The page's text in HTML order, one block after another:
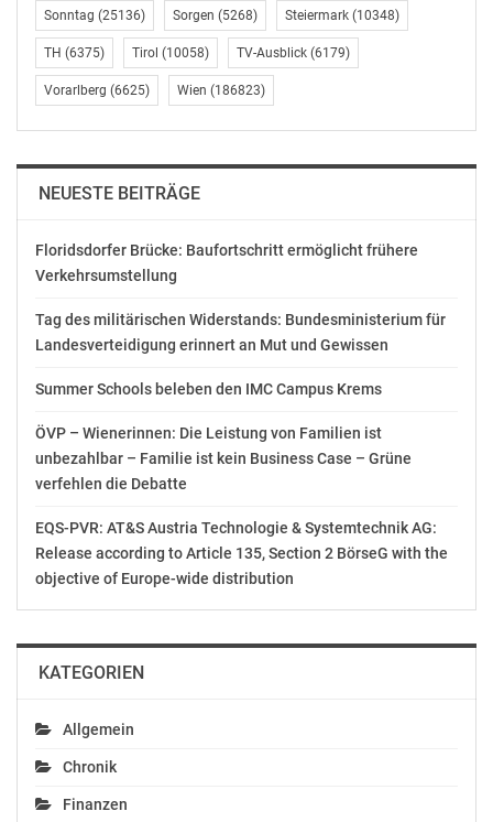
Mitglied Ella Stern, die britische Songwriterin Emma
Gale sowie die polnische Songwriterin und Produzentin
Weronika Gabryelczyk.
Die Diskussion bestätigte viele Ergebnisse der Studie:
als große kreative Chance wahrgenommen, gleichzeitig
Vorentscheide hinaus.
Ella Stern, Co-Autorin des diesjährigen österreichischen
ESC-Beitrags „Tanzschein“: „Dies war meine erste
auch mein erster Einblick in die Eurovision-Welt. Bisher
war das unglaublich spannend. Ich habe interessante
Menschen kennengelernt und wertvolle neue
Erfahrungen gesammelt. Ich fühle mich als
anerkannt.“
Dr. Samuel Murray, University of Leeds und Leiter der
Studie: „Diese Veranstaltung hat einen einzigartigen
Beziehungen aufzubauen.“
TECHNOLOGISCHE INNOVATION FÜR DEN LIVE-
BEREICH
Im zweiten Teil der Veranstaltung präsentierte die AKM
Sonntag (25136) Sorgen (5268) Steiermark (10348)
TH (6375) Tirol (10058) TV-Ausblick (6179)
Vorarlberg (6625) Wien (186823)
NEUESTE BEITRÄGE
Floridsdorfer Brücke: Baufortschritt ermöglicht frühere
Verkehrsumstellung
Tag des militärischen Widerstands: Bundesministerium für
Landesverteidigung erinnert an Mut und Gewissen
Summer Schools beleben den IMC Campus Krems
ÖVP – Wienerinnen: Die Leistung von Familien ist
unbezahlbar – Familie ist kein Business Case – Grüne
verfehlen die Debatte
EQS-PVR: AT&S Austria Technologie & Systemtechnik AG:
Release according to Article 135, Section 2 BörseG with the
objective of Europe-wide distribution
KATEGORIEN
Allgemein
Chronik
Finanzen